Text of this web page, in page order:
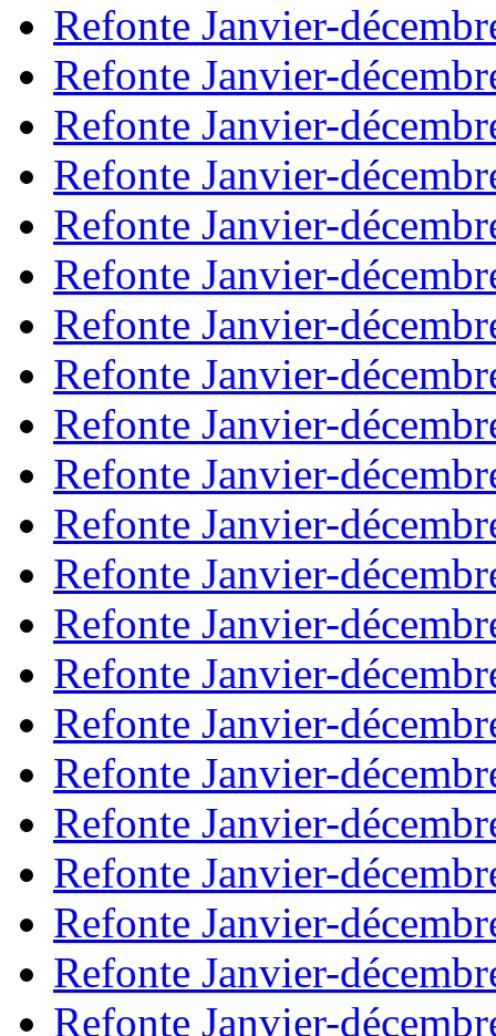
Refonte Janvier-
Refonte Janvier-
Refonte Janvier-
Refonte Janvier-
Refonte Janvier-
Refonte Janvier-
Refonte Janvier-
Refonte Janvier-
Refonte Janvier-
Refonte Janvier-
Refonte Janvier-
Refonte Janvier-
Refonte Janvier-
Refonte Janvier-
Refonte Janvier-
Refonte Janvier-
Refonte Janvier-
Refonte Janvier-
Refonte Janvier-
Refonte Janvier-
Refonte Janvier-